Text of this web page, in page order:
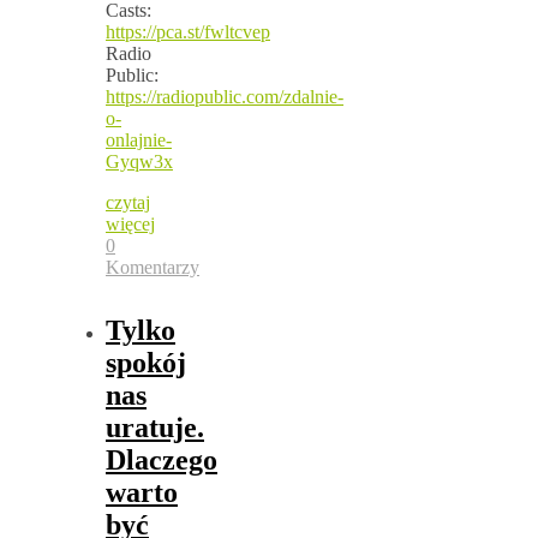
Casts:
https://pca.st/fwltcvep
Radio
Public:
https://radiopublic.com/zdalnie-
o-
onlajnie-
Gyqw3x
czytaj
więcej
0
Komentarzy
Tylko
spokój
nas
uratuje.
Dlaczego
warto
być